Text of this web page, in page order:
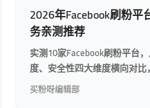
2026年Facebook刷粉
务亲测推荐
实测10家Facebook刷粉平台
度、安全性四大维度横向对比
买粉呀编辑部